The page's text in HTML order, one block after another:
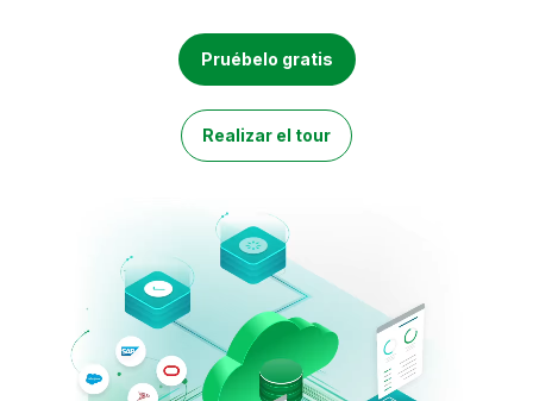
Documentación de productos
Oficinas internacionales
Pruébelo gratis
Realizar el tour